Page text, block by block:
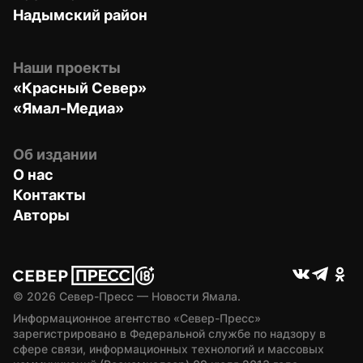
Надымский район
Наши проекты
«Красный Север»
«Ямал-Медиа»
Об издании
О нас
Контакты
Авторы
© 2026 Север-Пресс — Новости Ямала.
Информационное агентство «Север-Пресс»
зарегистрировано в Федеральной службе по надзору в
сфере связи, информационных технологий и массовых